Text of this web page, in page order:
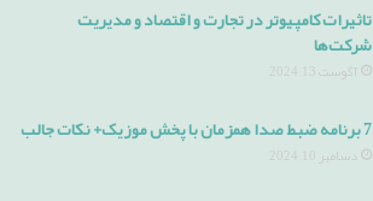
تاثیرات کامپیوتر در تجارت و اقتصاد و مدیریت
شرکت‌ها
آگوست 13, 2024
7 برنامه ضبط صدا همزمان با پخش موزیک+ نکات جالب
دسامبر 10, 2024